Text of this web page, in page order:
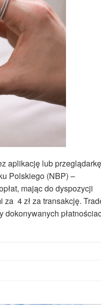
aplikację lub
Polskiego (NBP) –
mając do dyspozycji
4 zł za transakcję.
dokonywanych